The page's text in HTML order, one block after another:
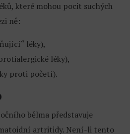
které mohou pocit suchých
ně:
léky),
léky),
proti početí).
bělma představuje
artritidy. Není-li tento